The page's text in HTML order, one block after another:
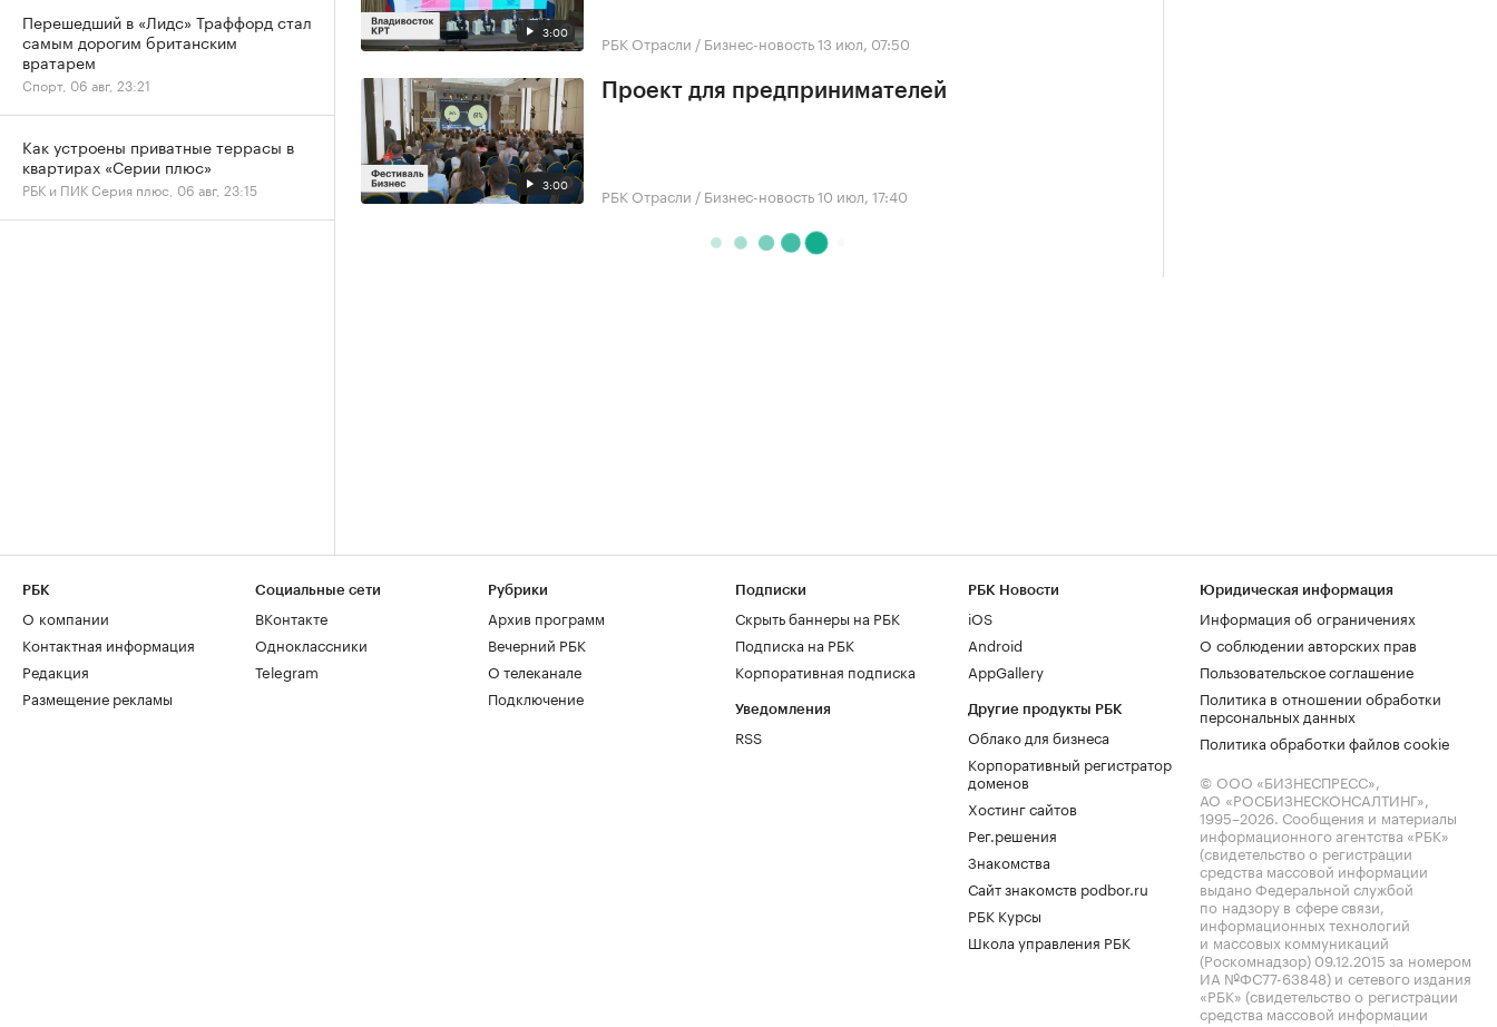
3:00 РБК Отрасли / Бизнес-новость13 июл, 07:50
3:00
Проект для предпринимателей
РБК Отрасли / Бизнес-новость10 июл, 17:40
Перешедший в «Лидс» Траффорд стал
самым дорогим британским
вратарем
Спорт, 06 авг, 23:21
Как устроены приватные террасы в
квартирах «Серии плюс»
РБК и ПИК Серия плюс, 06 авг, 23:15
РБК
О компании
Контактная информация
Редакция
Размещение рекламы
Социальные сети
ВКонтакте
Одноклассники
Telegram
Рубрики
Архив программ
Вечерний РБК
О телеканале
Подключение
Подписки
Скрыть баннеры на РБК
Подписка на РБК
Корпоративная подписка
Уведомления
RSS
РБК Новости
iOS
Android
AppGallery
Другие продукты РБК
Облако для бизнеса
Корпоративный регистратор
доменов
Хостинг сайтов
Рег.решения
Знакомства
Сайт знакомств podbor.ru
РБК Курсы
Школа управления РБК
Юридическая информация
Информация об ограничениях
О соблюдении авторских прав
Пользовательское соглашение
Политика в отношении обработки
персональных данных
Политика обработки файлов cookie
© ООО «БИЗНЕСПРЕСС»,
АО «РОСБИЗНЕСКОНСАЛТИНГ»,
1995–2026. Сообщения и материалы
информационного агентства «РБК»
(свидетельство о регистрации
средства массовой информации
выдано Федеральной службой
по надзору в сфере связи,
информационных технологий
и массовых коммуникаций
(Роскомнадзор) 09.12.2015 за номером
ИА №ФС77-63848) и сетевого издания
«РБК» (свидетельство о регистрации
средства массовой информации